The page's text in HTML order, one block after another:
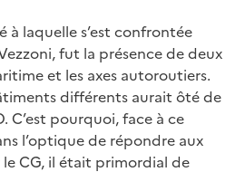
à laquelle s’est confrontée
fut la présence de deux
et les axes autoroutiers.
différents aurait ôté de
C’est pourquoi, face à ce
l’optique de répondre aux
CG, il était primordial de